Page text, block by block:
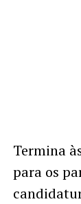
Termina
para os